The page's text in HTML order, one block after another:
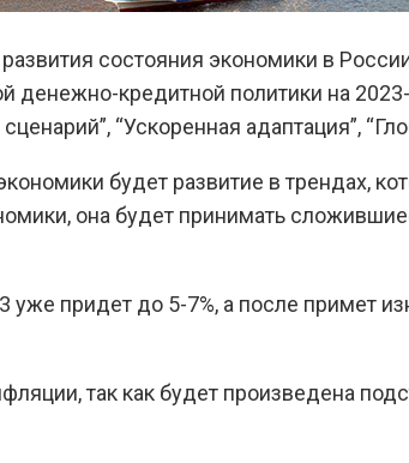
состояния экономики в
денежно-кредитной политики на
“Ускоренная адаптация”,
будет развитие в
она будет принимать
придет до 5-7%, а после примет
так как будет произведена